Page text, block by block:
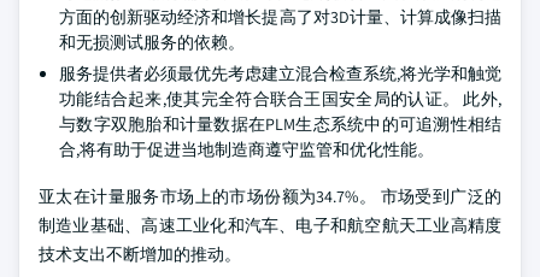
方面的创新驱动经济和增长提高了对3D计量、计算成像扫描
和无损测试服务的依赖。
服务提供者必须最优先考虑建立混合检查系统,将光学和触觉
功能结合起来,使其完全符合联合王国安全局的认证。 此外,
与数字双胞胎和计量数据在PLM生态系统中的可追溯性相结
合,将有助于促进当地制造商遵守监管和优化性能。
亚太在计量服务市场上的市场份额为34.7%。 市场受到广泛的
制造业基础、高速工业化和汽车、电子和航空航天工业高精度
技术支出不断增加的推动。